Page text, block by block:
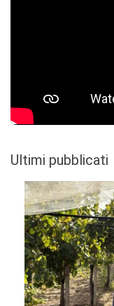
Ultimi pubblicati